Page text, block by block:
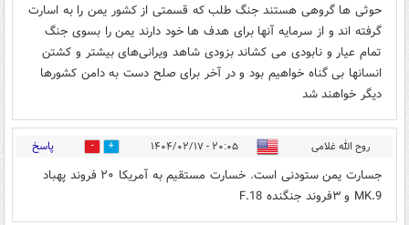
حوثی ها گروهی هستند جنگ طلب که قسمتی از کشور یمن را به اسارت
گرفته اند و از سرمایه آنها برای هدف ها خود دارند یمن را بسوی جنگ
تمام عیار و نابودی می کشاند بزودی شاهد ویرانی‌های بیشتر و کشتن
انسانها بی گناه خواهیم بود و در آخر برای صلح دست به دامن کشورها
دیگر خواهند شد
روح الله غلامی ۲۰:۰۵ - ۱۴۰۴/۰۲/۱۷ 1 پاسخ
جسارت یمن ستودنی است. خسارت مستقیم به آمریکا ۲۰ فروند پهباد
MK.9 و ۳فروند جنگنده F.18